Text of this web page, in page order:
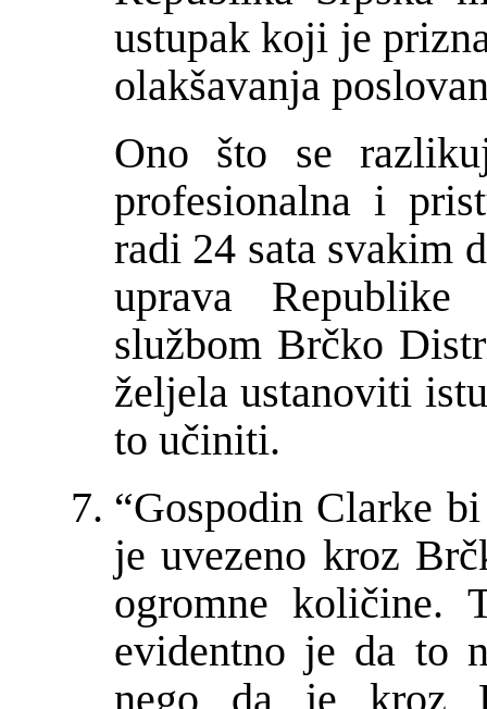
ustupak koji je
olakšavanja
Ono što se
profesionalna i
radi 24 sata svakim
uprava Republike
službom Brčko
željela ustanoviti
to učiniti.
“Gospodin Clarke
je uvezeno kroz Brč
ogromne količine.
evidentno je da to
nego da je kroz